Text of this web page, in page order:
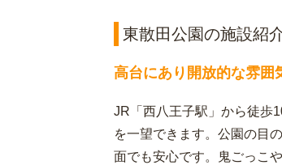
東散田公園の施設紹
高台にあり開放的な雰囲
JR「西八王子駅」から徒歩
を一望できます。公園の目
面でも安心です。鬼ごっこ